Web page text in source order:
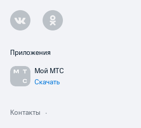
Приложения
Мой МТС
Скачать
Контакты